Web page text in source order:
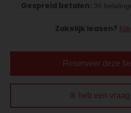
Gespreid betalen: 36
Zakelijk leasen?
Reserveer deze
Ik heb een vraag